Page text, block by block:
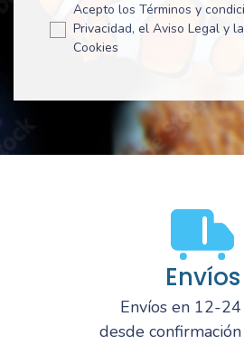
Acepto los Términos y
Privacidad, el Aviso Legal y
Cookies
Envíos
Envíos en 12-
desde